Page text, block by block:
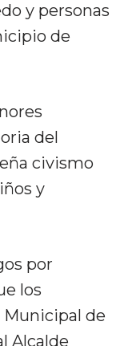
y personas
de
del
civismo
y
por
los
Municipal de
Alcalde